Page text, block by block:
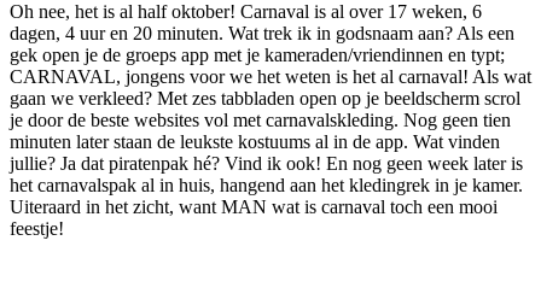
Oh nee, het is al half oktober! Carnaval is al over 17 weken, 6
dagen, 4 uur en 20 minuten. Wat trek ik in godsnaam aan? Als een
gek open je de groeps app met je kameraden/vriendinnen en typt;
CARNAVAL, jongens voor we het weten is het al carnaval! Als wat
gaan we verkleed? Met zes tabbladen open op je beeldscherm scrol
je door de beste websites vol met carnavalskleding. Nog geen tien
minuten later staan de leukste kostuums al in de app. Wat vinden
jullie? Ja dat piratenpak hé? Vind ik ook! En nog geen week later is
het carnavalspak al in huis, hangend aan het kledingrek in je kamer.
Uiteraard in het zicht, want MAN wat is carnaval toch een mooi
feestje!